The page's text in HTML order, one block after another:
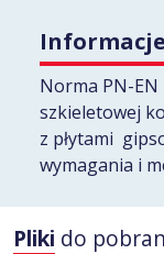
Norma PN-EN
szkieletowej
z płytami
wymagania i
Pliki do